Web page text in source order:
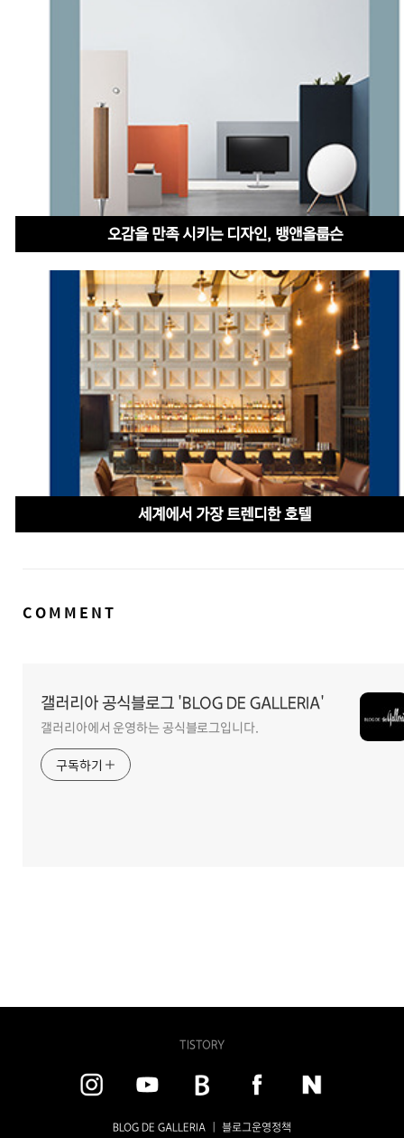
오감을 만족 시키는 디자인, 뱅앤올룹슨
세계에서 가장 트렌디한 호텔
댓
COMMENT
갤러리아 공식블로그 'BLOG DE GALLERIA'
갤러리아에서 운영하는 공식블로그입니다.
구독하기
TISTORY
BLOG DE GALLERIA | 블로그운영정책